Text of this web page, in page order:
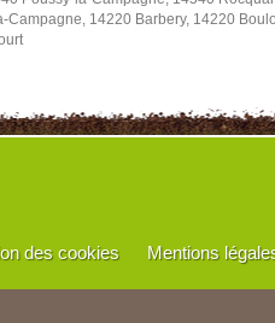
14220 Barbery, 14220
des cookies Mentions